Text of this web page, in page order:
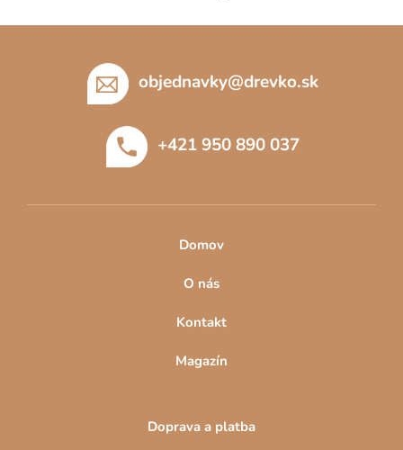
objednavky@drevko.sk
+421 950 890 037
Domov
O nás
Kontakt
Magazín
Doprava a platba